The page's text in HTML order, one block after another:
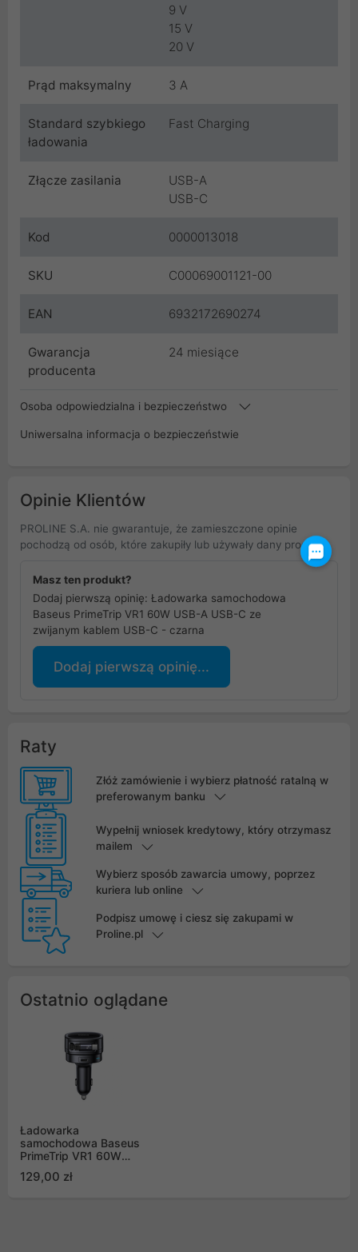
9 V
15 V
20 V
Prąd maksymalny 3 A
Standard szybkiego
ładowania
Fast Charging
Złącze zasilania
USB-A
USB-C
Kod 0000013018
SKU C00069001121-00
EAN 6932172690274
Gwarancja
producenta
24 miesiące
Osoba odpowiedzialna i bezpieczeństwo
Uniwersalna informacja o bezpieczeństwie
Opinie Klientów
PROLINE S.A. nie gwarantuje, że zamieszczone opinie
pochodzą od osób, które zakupiły lub używały dany produkt.
Masz ten produkt?
Dodaj pierwszą opinię: Ładowarka samochodowa
Baseus PrimeTrip VR1 60W USB-A USB-C ze
zwijanym kablem USB-C - czarna
Dodaj pierwszą opinię...
Raty
Złóż zamówienie i wybierz płatność ratalną w
preferowanym banku
Wypełnij wniosek kredytowy, który otrzymasz
mailem
Wybierz sposób zawarcia umowy, poprzez
kuriera lub online
Podpisz umowę i ciesz się zakupami w
Proline.pl
Ostatnio oglądane
Ładowarka
samochodowa Baseus
PrimeTrip VR1 60W
USB-A USB-C ze
zwijanym kablem USB-
129,00 zł